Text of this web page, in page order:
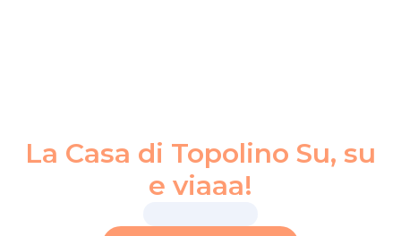
La Casa di Topolino Su, su
e viaaa!